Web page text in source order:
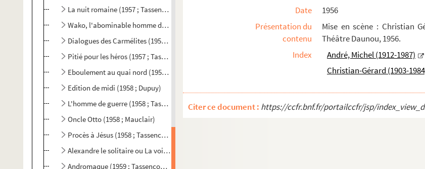
La nuit romaine (1957 ; Tassencourt)
Wako, l'abominable homme des neiges (1957 ; Le Poulain)
Dialogues des Carmélites (1957 ; Tassencourt)
Pitié pour les héros (1957 ; Tassencourt)
Eboulement au quai nord (1958 ; Tassencourt)
Edition de midi (1958 ; Dupuy)
L'homme de guerre (1958 ; Tassencourt)
Oncle Otto (1958 ; Mauclair)
Procès à Jésus (1958 ; Tassencourt)
Alexandre le solitaire ou La voie lactée (1959 ; Tassencourt)
Andromaque (1959 ; Tassencourt)
Date
1956
Présentation du
contenu
Mise en scène : Christian
Théâtre Daunou, 1956.
Index
André, Michel (1912-1987)
Christian-Gérard (1903-
Citer ce document : https://ccfr.bnf.fr/portailccfr/jsp/